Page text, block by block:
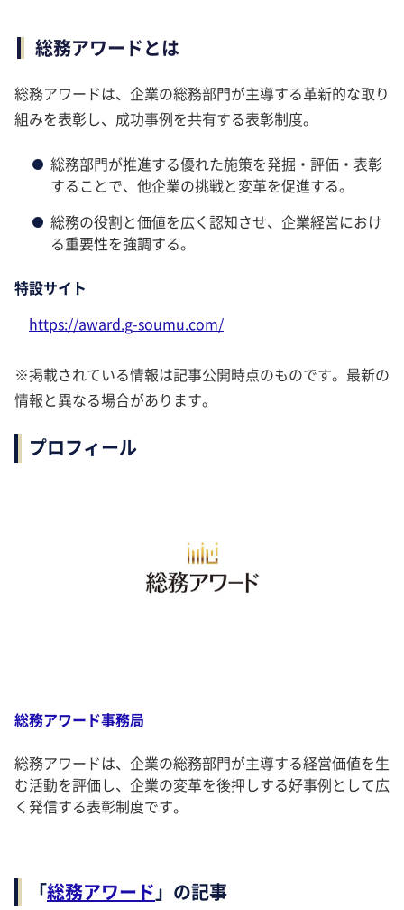
総務アワードとは
総務アワードは、企業の総務部門が主導する革新的な取り
組みを表彰し、成功事例を共有する表彰制度。
総務部門が推進する優れた施策を発掘・評価・表彰
することで、他企業の挑戦と変革を促進する。
総務の役割と価値を広く認知させ、企業経営におけ
る重要性を強調する。
特設サイト
https://award.g-soumu.com/
※掲載されている情報は記事公開時点のものです。最新の
情報と異なる場合があります。
プロフィール
総務アワード事務局
総務アワードは、企業の総務部門が主導する経営価値を生
む活動を評価し、企業の変革を後押しする好事例として広
く発信する表彰制度です。
「総務アワード」の記事